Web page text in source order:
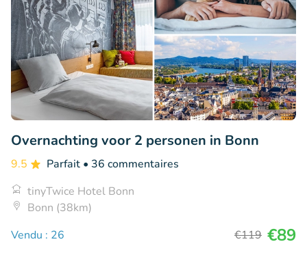
Overnachting voor 2 personen in Bonn
9.5 Parfait • 36 commentaires
tinyTwice Hotel Bonn
Bonn (38km)
Vendu : 26
€119 €89